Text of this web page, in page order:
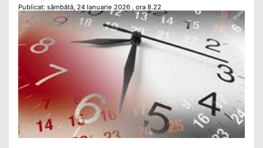
Publicat: sâmbătă, 24 Ianuarie 2026 , ora 8.22